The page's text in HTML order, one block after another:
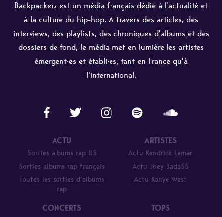
Backpackerz est un média français dédié à l'actualité et
à la culture du hip-hop. À travers des articles, des
interviews, des playlists, des chroniques d'albums et des
dossiers de fond, le média met en lumière les artistes
émergent·es et établi·es, tant en France qu'à
l'international.
ACTU
Sorties albums rap US
Sorties albums rap français
Toutes les sorties d’albums
rap
ARTISTES
Actu Kendrick Lamar
Actu Joey Bada$$
Actu Kanye West
CONCERTS TOPS